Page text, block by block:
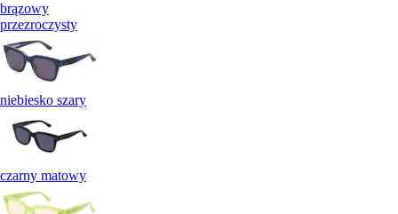
brązowy
przezroczysty
niebiesko szary
czarny matowy